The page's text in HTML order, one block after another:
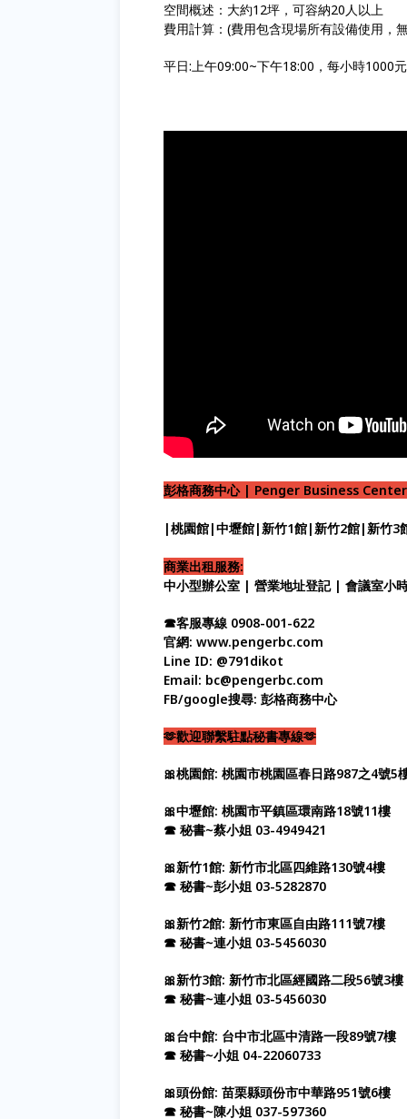
空間概述：大約12坪，可容納20人以上
費用計算：(費用包含現場所有設備使用，
平日:上午09:00~下午18:00，每小時1000元
彭格商務中心 | Penger Business Center
|桃園館|中壢館|新竹1館|新竹2館|新竹
商業出租服務:
中小型辦公室 | 營業地址登記 | 會議室小
☎客服專線 0908-001-622
官網: www.pengerbc.com
Line ID: @791dikot
Email: bc@pengerbc.com
FB/google搜尋: 彭格商務中心
🫶歡迎聯繫駐點秘書專線🫶
🎀桃園館: 桃園市桃園區春日路987之4號5
🎀中壢館: 桃園市平鎮區環南路18號11樓
☎ 秘書~蔡小姐 03-4949421
🎀新竹1館: 新竹市北區四維路130號4樓
☎ 秘書~彭小姐 03-5282870
🎀新竹2館: 新竹市東區自由路111號7樓
☎ 秘書~連小姐 03-5456030
🎀新竹3館: 新竹市北區經國路二段56號3樓
☎ 秘書~連小姐 03-5456030
🎀台中館: 台中市北區中清路一段89號7樓
☎ 秘書~小姐 04-22060733
🎀頭份館: 苗栗縣頭份市中華路951號6樓
☎ 秘書~陳小姐 037-597360